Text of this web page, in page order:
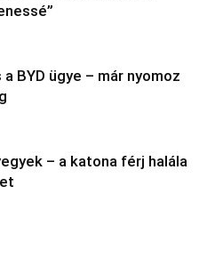
BYD ügye – már nyomoz
– a katona férj halála